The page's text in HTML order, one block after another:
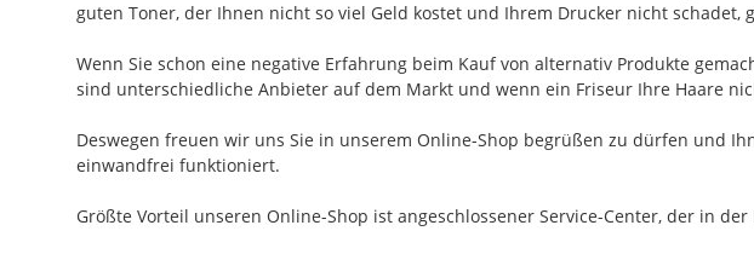
guten Toner, der Ihnen nicht so viel Geld kostet und Ihrem Drucker nicht schadet,
Wenn Sie schon eine negative Erfahrung beim Kauf von alternativ Produkte
sind unterschiedliche Anbieter auf dem Markt und wenn ein Friseur Ihre Haare
Deswegen freuen wir uns Sie in unserem Online-Shop begrüßen zu dürfen und
einwandfrei funktioniert.
Größte Vorteil unseren Online-Shop ist angeschlossener Service-Center, der in